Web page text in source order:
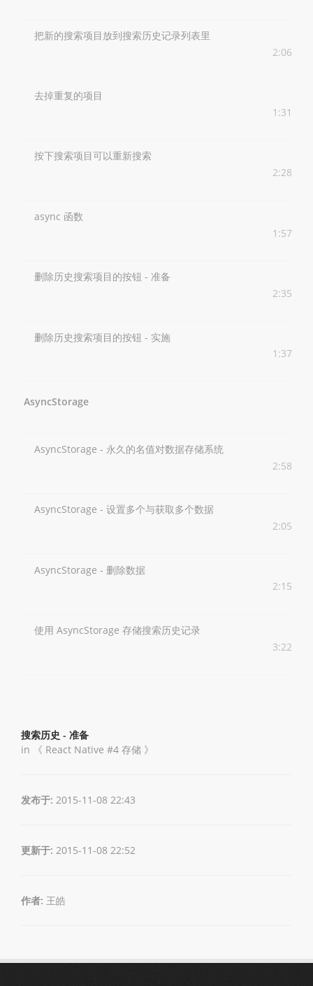
把新的搜索项目放到搜索历史记录列表里
2:06
去掉重复的项目
1:31
按下搜索项目可以重新搜索
2:28
async 函数
1:57
删除历史搜索项目的按钮 - 准备
2:35
删除历史搜索项目的按钮 - 实施
1:37
AsyncStorage
AsyncStorage - 永久的名值对数据存储系统
2:58
AsyncStorage - 设置多个与获取多个数据
2:05
AsyncStorage - 删除数据
2:15
使用 AsyncStorage 存储搜索历史记录
3:22
搜索历史 - 准备
in 《 React Native #4 存储 》
发布于: 2015-11-08 22:43
更新于: 2015-11-08 22:52
作者: 王皓